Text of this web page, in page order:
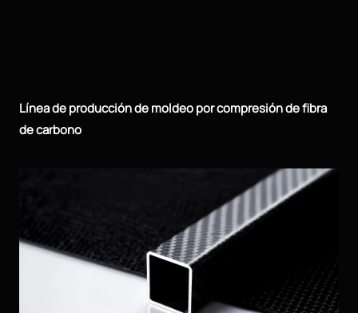
Línea de producción de moldeo por compresión de fibra
de carbono